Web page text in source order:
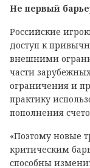
Не первый
Российские
доступ к
внешними
части
ограничения и
практику
пополнения
«Поэтому новые
критическим
способны